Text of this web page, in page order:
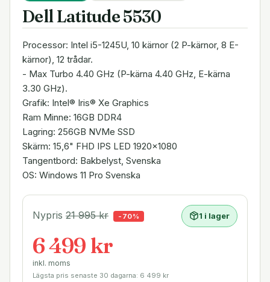
Dell Latitude 5530
Processor: Intel i5-1245U, 10 kärnor (2 P-kärnor, 8 E-
kärnor), 12 trådar.
- Max Turbo 4.40 GHz (P-kärna 4.40 GHz, E-kärna
3.30 GHz).
Grafik: Intel® Iris® Xe Graphics
Ram Minne: 16GB DDR4
Lagring: 256GB NVMe SSD
Skärm: 15,6" FHD IPS LED 1920x1080
Tangentbord: Bakbelyst, Svenska
OS: Windows 11 Pro Svenska
Nypris 21 995kr - 70% 1 i lager
6 499 kr
inkl. moms
Lägsta pris senaste 30 dagarna: 6 499 kr